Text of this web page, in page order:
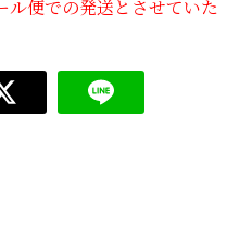
便での発送とさせていた